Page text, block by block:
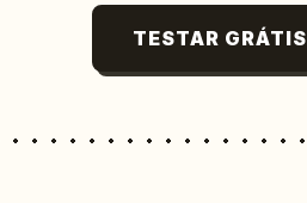
TESTAR GRÁTIS